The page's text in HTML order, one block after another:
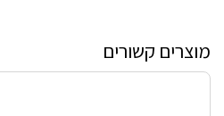
מוצרים קשורים